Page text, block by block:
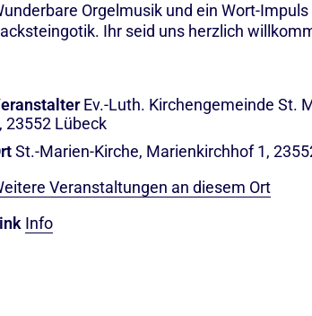
Orgelmusik und ein Wort-
Ihr seid uns herzlich
Ev.-Luth. Kirchengemeinde St.
23552 Lübeck
St.-Marien-Kirche, Marienkirchhof 1,
Veranstaltungen an diesem Ort
Info